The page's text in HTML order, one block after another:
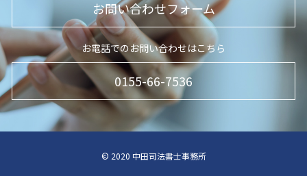
お問い合わせフォーム
お電話でのお問い合わせはこちら
0155-66-7536
© 2020 中田司法書士事務所